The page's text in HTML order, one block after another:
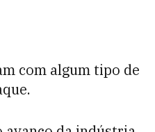
com algum tipo de